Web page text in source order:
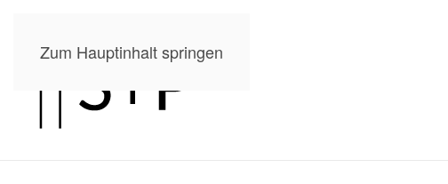
Zum Hauptinhalt springen